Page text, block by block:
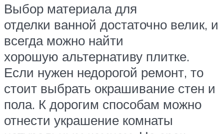
Выбор материала для
отделки ванной достаточно велик, и
всегда можно найти
хорошую альтернативу плитке.
Если нужен недорогой ремонт, то
стоит выбрать окрашивание стен и
пола. К дорогим способам можно
отнести украшение комнаты